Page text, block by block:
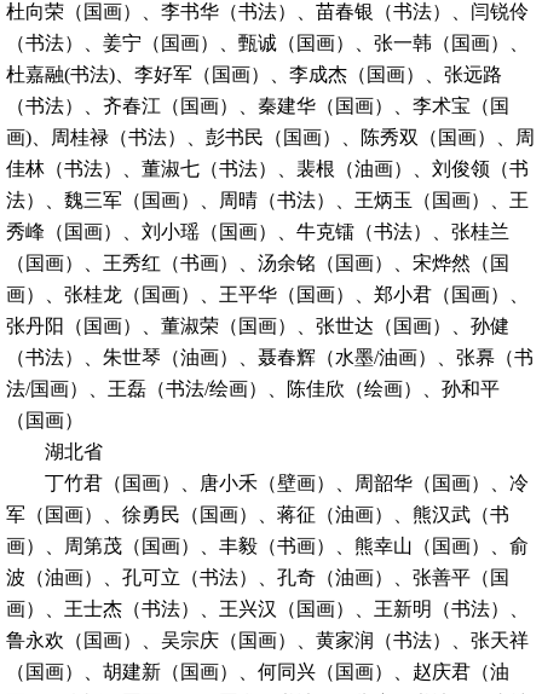
杜向荣（国画）、李书华（书法）、苗春银（书法）、闫锐伶
（书法）、姜宁（国画）、甄诚（国画）、张一韩（国画）、
杜嘉融(书法)、李好军（国画）、李成杰（国画）、张远路
（书法）、齐春江（国画）、秦建华（国画）、李术宝（国
画)、周桂禄（书法）、彭书民（国画）、陈秀双（国画）、周
佳林（书法）、董淑七（书法）、裴根（油画）、刘俊领（书
法）、魏三军（国画）、周晴（书法）、王炳玉（国画）、王
秀峰（国画）、刘小瑶（国画）、牛克镭（书法）、张桂兰
（国画）、王秀红（书画）、汤余铭（国画）、宋烨然（国
画）、张桂龙（国画）、王平华（国画）、郑小君（国画）、
张丹阳（国画）、董淑荣（国画）、张世达（国画）、孙健
（书法）、朱世琴（油画）、聂春辉（水墨/油画）、张奡（书
法/国画）、王磊（书法/绘画）、陈佳欣（绘画）、孙和平
（国画）
湖北省
丁竹君（国画）、唐小禾（壁画）、周韶华（国画）、冷
军（国画）、徐勇民（国画）、蒋征（油画）、熊汉武（书
画）、周第茂（国画）、丰毅（书画）、熊幸山（国画）、俞
波（油画）、孔可立（书法）、孔奇（油画）、张善平（国
画）、王士杰（书法）、王兴汉（国画）、王新明（书法）、
鲁永欢（国画）、吴宗庆（国画）、黄家润（书法）、张天祥
（国画）、胡建新（国画）、何同兴（国画）、赵庆君（油